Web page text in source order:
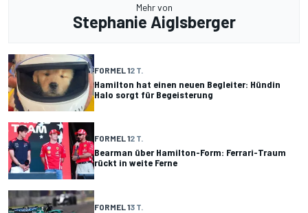
Mehr von
Stephanie Aiglsberger
FORMEL 12 T.
Hamilton hat einen neuen Begleiter: Hündin
Halo sorgt für Begeisterung
FORMEL 12 T.
Bearman über Hamilton-Form: Ferrari-Traum
rückt in weite Ferne
FORMEL 13 T.